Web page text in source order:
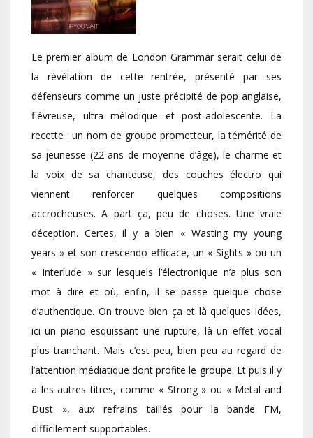
Le premier album de London Grammar serait celui de
la révélation de cette rentrée, présenté par ses
défenseurs comme un juste précipité de pop anglaise,
fiévreuse, ultra mélodique et post-adolescente. La
recette : un nom de groupe prometteur, la témérité de
sa jeunesse (22 ans de moyenne d’âge), le charme et
la voix de sa chanteuse, des couches électro qui
viennent renforcer quelques compositions
accrocheuses. A part ça, peu de choses. Une vraie
déception. Certes, il y a bien « Wasting my young
years » et son crescendo efficace, un « Sights » ou un
« Interlude » sur lesquels l’électronique n’a plus son
mot à dire et où, enfin, il se passe quelque chose
d’authentique. On trouve bien ça et là quelques idées,
ici un piano esquissant une rupture, là un effet vocal
plus tranchant. Mais c’est peu, bien peu au regard de
l’attention médiatique dont profite le groupe. Et puis il y
a les autres titres, comme « Strong » ou « Metal and
Dust », aux refrains taillés pour la bande FM,
difficilement supportables.